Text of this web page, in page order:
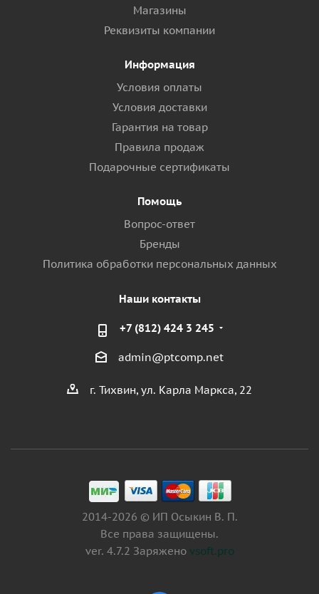
Магазины
Реквизиты компании
Информация
Условия оплаты
Условия доставки
Гарантия на товар
Правила продаж
Подарочные сертификаты
Помощь
Вопрос-ответ
Бренды
Политика обработки персональных данных
Наши контакты
+7 (812) 424 3 245
admin@ptcomp.net
г. Тихвин, ул. Карла Маркса, 22
2014-2026 © ИП Осыкин В. П.
Все права защищены.
ver. 4.7.2 Заряжено vsoft.pro